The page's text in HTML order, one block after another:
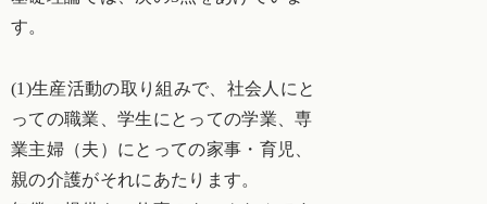
す。
(1)生産活動の取り組みで、社会人にと
っての職業、学生にとっての学業、専
業主婦（夫）にとっての家事・育児、
親の介護がそれにあたります。